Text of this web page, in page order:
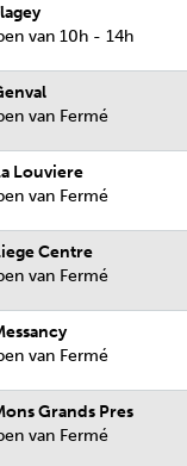
van 10h - 14h
van Fermé
Louviere
van Fermé
Centre
van Fermé
van Fermé
Grands Pres
van Fermé